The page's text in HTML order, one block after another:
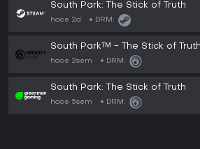
South Park: The Stick of Truth
hace 2d DRM:
South Park™ - The Stick of Truth
hace 2sem DRM:
South Park: The Stick of Truth
hace 5sem DRM: